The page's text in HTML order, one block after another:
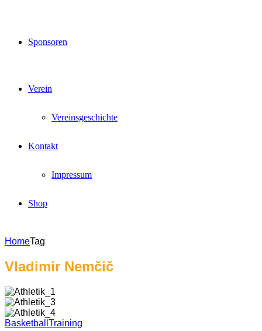
Sponsoren
Verein
Vereinsgeschichte
Kontakt
Impressum
Shop
HomeTag
Vladimir Nemčič
Basketball Training